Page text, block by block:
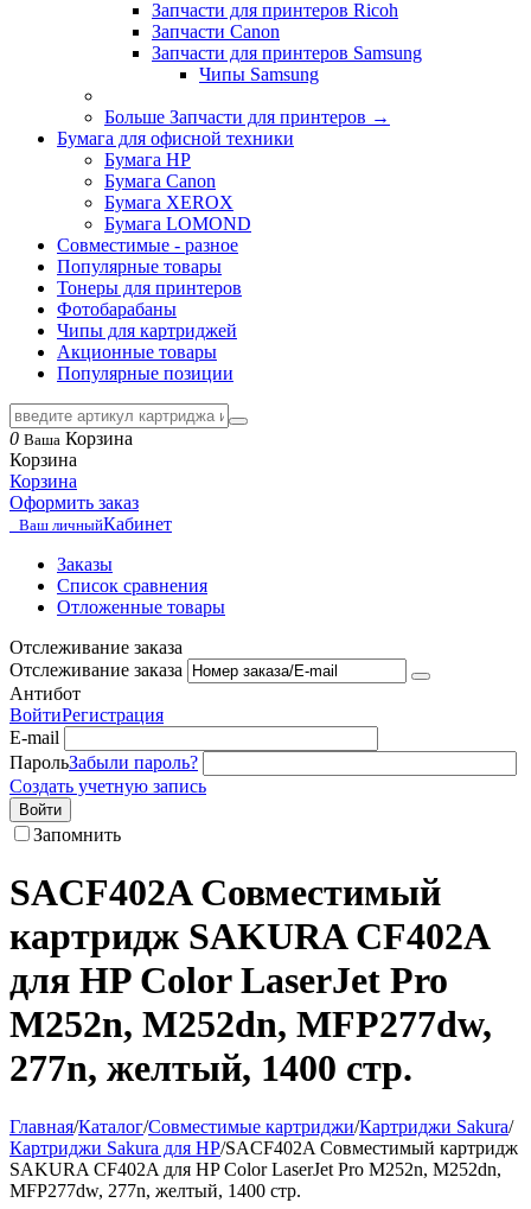
Запчасти для принтеров Ricoh
Запчасти Canon
Запчасти для принтеров Samsung
Чипы Samsung
Больше Запчасти для принтеров →
Бумага для офисной техники
Бумага HP
Бумага Canon
Бумага XEROX
Бумага LOMOND
Совместимые - разное
Популярные товары
Тонеры для принтеров
Фотобарабаны
Чипы для картриджей
Акционные товары
Популярные позиции
0 Ваша Корзина
Корзина
Корзина
Оформить заказ
Ваш личныйКабинет
Заказы
Список сравнения
Отложенные товары
Отслеживание заказа
Отслеживание заказа
Антибот
ВойтиРегистрация
E-mail
ПарольЗабыли пароль?
Создать учетную запись
Войти
Запомнить
SACF402A Совместимый
картридж SAKURA CF402A
для HP Color LaserJet Pro
M252n, M252dn, MFP277dw,
277n, желтый, 1400 стр.
Главная/Каталог/Совместимые картриджи/Картриджи Sakura/
Картриджи Sakura для HP/SACF402A Совместимый картридж
SAKURA CF402A для HP Color LaserJet Pro M252n, M252dn,
MFP277dw, 277n, желтый, 1400 стр.